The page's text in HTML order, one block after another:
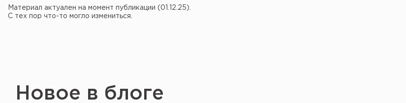
Материал актуален на момент публикации (01.12.25).
С тех пор что-то могло измениться.
Новое в блоге